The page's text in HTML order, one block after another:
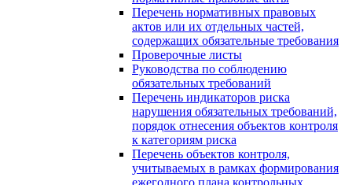
Перечень нормативных правовых
актов или их отдельных частей,
содержащих обязательные требования
Проверочные листы
Руководства по соблюдению
обязательных требований
Перечень индикаторов риска
нарушения обязательных требований,
порядок отнесения объектов контроля
к категориям риска
Перечень объектов контроля,
учитываемых в рамках формирования
ежегодного плана контрольных